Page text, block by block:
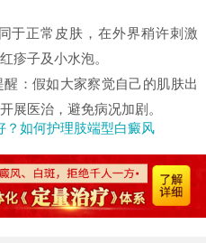
于正常皮肤，在外界稍许刺激
疹子及小水泡。
：假如大家察觉自己的肌肤出
展医治，避免病况加剧。
？如何护理肢端型白癜风